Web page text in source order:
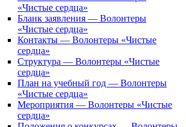
«Чистые сердца»
Бланк заявления — Волонтеры
«Чистые сердца»
Контакты — Волонтеры «Чистые
сердца»
Структура — Волонтеры «Чистые
сердца»
План на учебный год — Волонтеры
«Чистые сердца»
Мероприятия — Волонтеры «Чистые
сердца»